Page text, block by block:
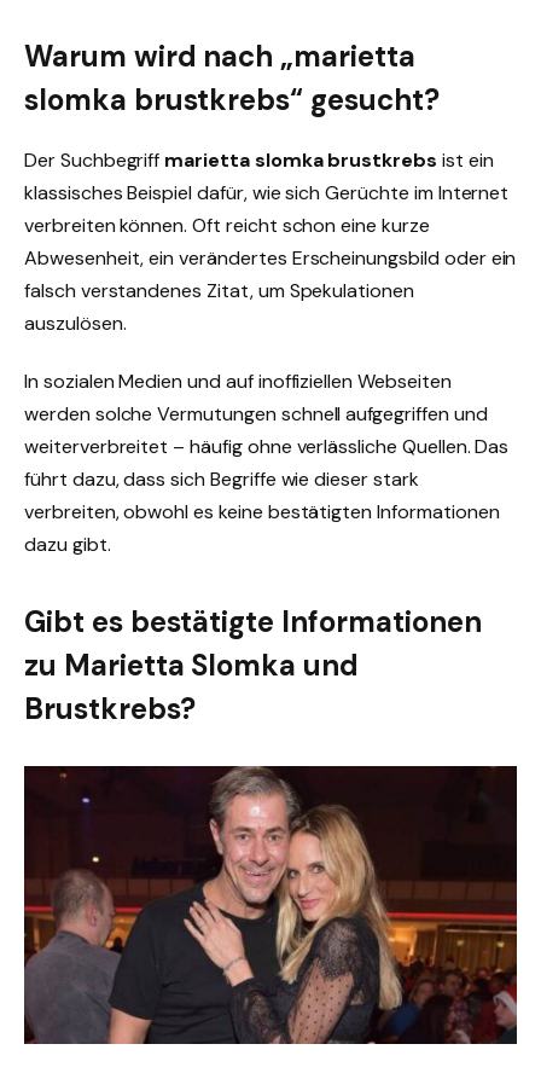
Warum wird nach „marietta
slomka brustkrebs“ gesucht?
Der Suchbegriff marietta slomka brustkrebs ist ein
klassisches Beispiel dafür, wie sich Gerüchte im Internet
verbreiten können. Oft reicht schon eine kurze
Abwesenheit, ein verändertes Erscheinungsbild oder ein
falsch verstandenes Zitat, um Spekulationen
auszulösen.
In sozialen Medien und auf inoffiziellen Webseiten
werden solche Vermutungen schnell aufgegriffen und
weiterverbreitet – häufig ohne verlässliche Quellen. Das
führt dazu, dass sich Begriffe wie dieser stark
verbreiten, obwohl es keine bestätigten Informationen
dazu gibt.
Gibt es bestätigte Informationen
zu Marietta Slomka und
Brustkrebs?